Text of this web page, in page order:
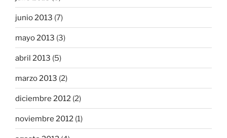
junio 2013 (7)
mayo 2013 (3)
abril 2013 (5)
marzo 2013 (2)
diciembre 2012 (2)
noviembre 2012 (1)